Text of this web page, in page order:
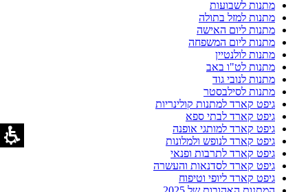
מתנות לשבועות
מתנות למזל בתולה
מתנות ליום האישה
מתנות ליום המשפחה
מתנות לולנטיין
מתנות לט"ו באב
מתנות לנובי גוד
מתנות לסילבסטר
גיפט קארד למתנות קולינריות
גיפט קארד לבתי ספא
גיפט קארד למותגי אופנה
גיפט קארד לנופש ולמלונות
גיפט קארד לתרבות ופנאי
גיפט קארד לסדנאות והעשרה
גיפט קארד ליופי וטיפוח